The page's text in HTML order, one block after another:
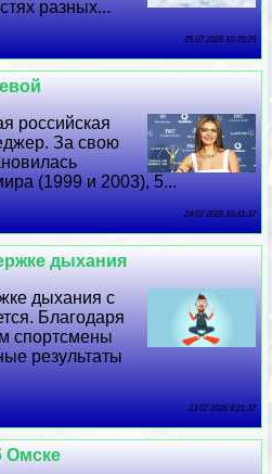
разных...
25 07 2026 10:35:29
российская
За свою
(1999 и 2003), 5...
24 07 2026 10:41:37
дыхания
дыхания с
Благодаря
спортсмены
результаты
23 07 2026 8:21:37
Омске